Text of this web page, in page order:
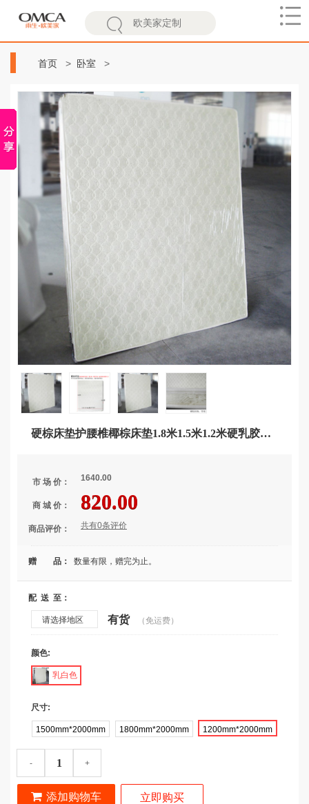
欧
首页 卧室
硬棕床垫护腰椎椰棕床垫1.8米1.5米1.2米硬乳胶棕榈薄 雨生
家具 乳白色 1200mm*2000mm
硬棕床垫护腰椎椰棕床垫1.8米1.5米1.2米硬乳胶棕榈薄 雨生家具 乳白色 1200mm*2000mm
市 场 价： 1640.00
商 城 价： 820.00
商品评价： 共有0条评价
赠 品： 数量有限，赠完为止。
配 送 至：
请选择地区 有货 （免运费）
颜色:
乳白色
尺寸:
1500mm*2000mm 1800mm*2000mm 1200mm*2000mm
- +
添加购物车 立即购买